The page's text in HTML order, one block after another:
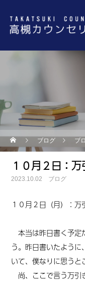
ブログ ブ
１０月２日：
2023.10.02 ブログ
１０月２日（月）：万
本当は昨日書く予定
う。昨日書いたよう
いて、僕なりに思うと
尚、ここで言う万引